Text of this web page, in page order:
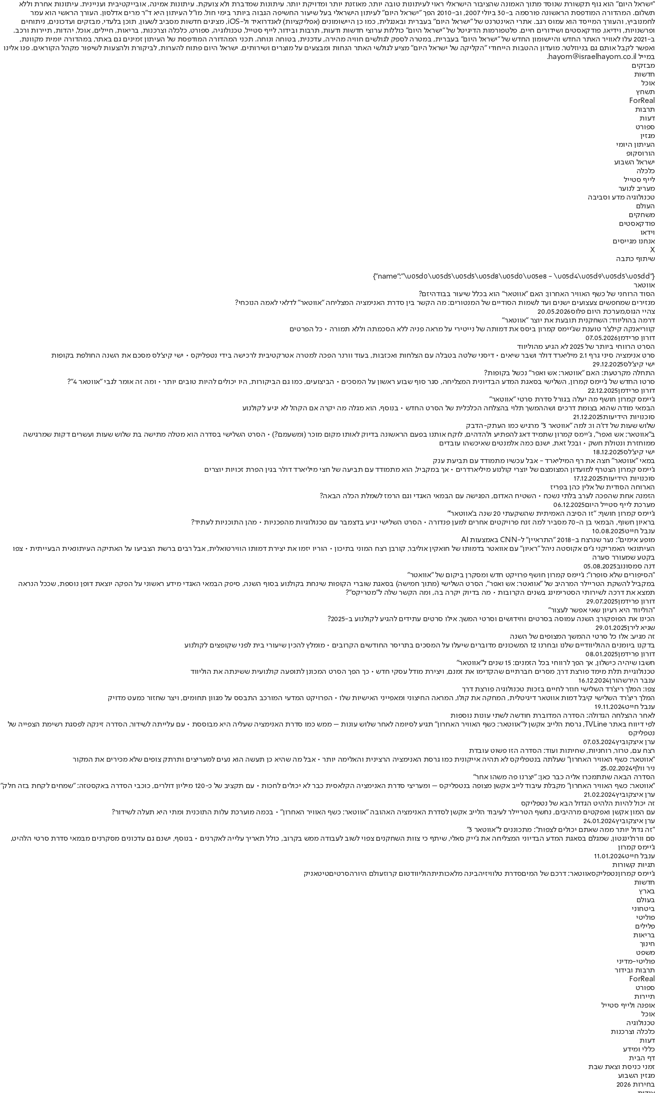
"ישראל היום" הוא גוף תקשורת שנוסד מתוך האמונה שהציבור הישראלי ראוי לעיתונות טובה יותר, מאוזנת יותר ומדויקת יותר. עיתונות שמדברת ולא צועקת. עיתונות אמינה, אובייקטיבית ועניינית. עיתונות אחרת וללא
תשלום. המהדורה המודפסת הראשונה פורסמה ב-30 ביולי 2007, וב-2010 הפך "ישראל היום" לעיתון הישראלי בעל שיעור החשיפה הגבוה ביותר בימי חול. מו"ל העיתון היא ד"ר מרים אדלסון. העורך הראשי הוא עמר
לחמנוביץ, והעורך המייסד הוא עמוס רגב. אתרי האינטרנט של "ישראל היום" בעברית ובאנגלית, כמו כן היישומונים (אפליקציות) לאנדרואיד ול-iOS, מציגים חדשות מסביב לשעון, תוכן בלעדי, מבזקים ועדכונים, ניתוחים
ופרשנויות, וידיאו, פודקאסטים ושידורים חיים. פלטפורמות הדיגיטל של "ישראל היום" כוללות ערוצי חדשות ודעות, תרבות ובידור, לייף סטייל, טכנולוגיה, ספורט, כלכלה וצרכנות, בריאות, חיילים, אוכל, יהדות, תיירות ורכב.
ב-2021 עלו לאוויר האתר החדש והיישומון החדש של "ישראל היום" בעברית, במטרה לספק לגולשים חוויה מהירה, עדכנית, בטוחה ונוחה. תכני המהדורה המודפסת של העיתון זמינים גם באתר, במהדורה יומית מקוונת,
ואפשר לקבל אותם גם בניוזלטר. מועדון ההטבות הייחודי "הקליקה של ישראל היום" מציע לגולשי האתר הנחות ומבצעים על מוצרים ושירותים. ישראל היום פתוח להערות, לביקורת ולהצעות לשיפור מקהל הקוראים. פנו אלינו
במייל hayom@israelhayom.co.il.
מבזקים
חדשות
אוכל
תשחץ
ForReal
תרבות
דעות
ספורט
מגזין
העיתון היומי
הורוסקופ
ישראל השבוע
כלכלה
לייף סטייל
מעריב לנוער
טכנולוגיה מדע וסביבה
העולם
משחקים
פודקאסטים
וידאו
אנחנו מגייסים
X
שיתוף כתבה
{"name":"\u05d0\u05d5\u05d5\u05d8\u05d0\u05e8 - \u05d4\u05d9\u05d5\u05dd"}
אווטאר
הסוד הרוחני של כשף האוויר האחרון: האם "אווטאר" הוא בכלל שיעור בבודהיזם?
מנזירים שמחפשים צעצועים ישנים ועד לשמות הסודיים של המנטורים: מה הקשר בין סדרת האנימציה המצליחה "אווטאר" לדלאי לאמה הנוכחי?
צהיי הגוס,מערכת היום פלוס20.05.2026
דרמה בהוליווד: השחקנית תובעת את יוצר "אווטאר"
קווריאנקה קילצ'ר טוענת שג'יימס קמרון ביסס את דמותה של נייטירי על מראה פניה ללא הסכמתה וללא תמורה • כל הפרטים
דורון פרידמן07.05.2026
הסרט הרווחי ביותר של 2025 לא הגיע מהוליווד
סרט אנימציה סיני גרף 2.1 מיליארד דולר ושבר שיאים • דיסני שלטה בטבלה עם הצלחות ואכזבות, בעוד וורנר הפכה למטרה אטרקטיבית לרכישה בידי נטפליקס • ישי קיצ'לס מסכם את השנה החולפת בקופות
ישי קיצ'לס29.12.2025
התחלה מקרטעת: האם "אווטאר: אש ואפר" נכשל בקופות?
סרטו החדש של ג'יימס קמרון, השלישי בסאגת המדע הבדיונית המצליחה, סגר סוף שבוע ראשון על המסכים • הביצועים, כמו גם הביקורות, היו יכולים להיות טובים יותר • ומה זה אומר לגבי "אווטאר 4"?
דורון פרידמן22.12.2025
ג'יימס קמרון חושף מה יעלה בגורל סדרת סרטי "אווטאר"
הבמאי מודה שהוא בצומת דרכים ושההמשך תלוי בהצלחה הכלכלית של הסרט החדש • בנוסף, הוא מגלה מה יקרה אם הקהל לא יגיע לקולנוע
סוכנויות הידיעות21.12.2025
שלוש שעות של דז'ה וו: למה "אווטאר 3" מרגיש כמו העתק-הדבק
ב"אווטאר: אש ואפר", ג'יימס קמרון שתמיד דאג להפתיע ולהדהים, לוקח אותנו בפעם הראשונה בדיוק לאותו מקום מוכר (ומשעמם?) • הסרט השלישי בסדרה הוא מטלה מתישה בת שלוש שעות ועשרים דקות שמרגישה
ממוחזרת ונטולת חשק • ובכל זאת, ישנם כמה אלמנטים שאיכשהו עובדים
ישי קיצ'לס18.12.2025
במאי "אווטאר" חצה את רף המיליארד - אבל עכשיו מתמודד עם תביעת ענק
ג'יימס קמרון הצטרף למועדון המצומצם של יוצרי קולנוע מיליארדרים • אך במקביל, הוא מתמודד עם תביעה של חצי מיליארד דולר בגין הפרת זכויות יוצרים
סוכנויות הידיעות17.12.2025
הארוחה הסודית של אלין כהן בפריז
הזמנה אחת שהפכה לערב בלתי נשכח • השטיח האדום, הפגישה עם הבמאי האגדי וגם הרמז לשמלת הכלה הבאה?
מערכת לייף סטייל היום06.12.2025
ג'יימס קמרון חושף: "זו הסיבה האמיתית שהשקעתי 20 שנה ב'אווטאר'"
בראיון חשוף, הבמאי בן ה-70 מסביר למה זנח פרויקטים אחרים למען פנדורה • הסרט השלישי יגיע בדצמבר עם טכנולוגיות מהפכניות • מהן התוכניות לעתיד?
ענבל חייט10.08.2025
מופע אימים": נער שנרצח ב-2018 "התראיין" ל-CNN באמצעות AI
העיתונאי האמריקני ג'ים אקוסטה ניהל "ראיון" עם אוואטר בדמותו של חואקין אוליבר, קורבן רצח המוני בתיכון • הוריו יזמו את יצירת דמותו הווירטואלית, אבל רבים ברשת הצביעו על האתיקה העיתונאית הבעייתית • צפו
בקטע שמעורר סערה
דנה סמסונוב05.08.2025
"הסיפורים שלא סופרו": ג'יימס קמרון חושף פרויקט חדש ומסקרן ביקום של "אוואטר"
במקביל להשקת הטריילר המרהיב של "אוואטר: אש ואפר", הסרט השלישי (מתוך חמישה) בסאגת שוברי הקופות שינחת בקולנוע בסוף השנה, סיפק הבמאי האגדי מידע ראשוני על הפקה יוצאת דופן נוספת, שככל הנראה
תמצא את דרכה לשירותי הסטרימינג בשנים הקרובות • מה בדיוק יקרה בה, ומה הקשר שלה ל"מטריקס"?
דורון פרידמן29.07.2025
"הוליווד היא רעיון שאי אפשר לעצור"
הכינו את הפופקורן: השנה עמוסה בסרטים וחידושים וסרטי המשך. אילו סרטים עתידים להגיע לקולנוע ב-2025?
שגיא לירן29.01.2025
זה מגיע: אלו כל סרטי ההמשך המצופים של השנה
בדקנו ביומנים ההוליוודיים שלנו ובחרנו 12 המשכונים מדוברים שיעלו על המסכים בתריסר החודשים הקרובים • מומלץ להכין שיעורי בית לפני שקופצים לקולנוע
דורון פרידמן08.01.2025
חשבו שיהיה כישלון, אך הפך לרווחי בכל הזמנים: 15 שנים ל"אווטאר"
טכנולוגיית תלת מימד פורצת דרך, מסרים חברתיים שהקדימו את זמנם, ויצירת מודל עסקי חדש • כך הפך הסרט המכונן לתופעה קולנועית ששינתה את הוליווד
ענבר הירשהורן16.12.2024
צפו: המלך ריצ'רד השלישי חוזר לחיים בזכות טכנולוגיה פורצת דרך
המלך ריצ'רד השלישי קיבל דמות אווטאר דיגיטלית, המחקה את קולו, המראה החיצוני ומאפייני האישיות שלו • הפרויקט המדעי המורכב התבסס על מגוון תחומים, ויצר שחזור כמעט מדויק
ענבל חייט19.11.2024
לאחר ההצלחה הגדולה: הסדרה המדוברת חודשה לשתי עונות נוספות
לפי דיווח באתר TVLine, גרסת הלייב אקשן ל"אווטאר: כשף האוויר האחרון" תגיע לסיומה לאחר שלוש עונות – ממש כמו סדרת האנימציה שעליה היא מבוססת • עם עלייתה לשידור, הסדרה זינקה לפסגת רשימת הצפייה של
נטפליקס
ערן איצקוביץ07.03.2024
רצח עם, טרור, רוחניות, שחיתות ועוד: הסדרה הזו פשוט עובדת
"אווטאר: כשף האוויר האחרון" שעלתה בנטפליקס לא תהיה אייקונית כמו גרסת האנימציה הרצינית והאלימה יותר • אבל מה שהיא כן תעשה הוא נעים למעריצים ותרתק צופים שלא מכירים את המקור
ניר וולף25.02.2024
הסדרה הבאה שתתמכרו אליה כבר כאן: "יצרנו פה משהו אחר"
"אווטאר: כשף האוויר האחרון" מקבלת עיבוד לייב אקשן מצופה בנטפליקס – ומעריצי סדרת האנימציה הקלאסית כבר לא יכולים לחכות • עם תקציב של כ-120 מיליון דולרים, כוכבי הסדרה באקסטזה: "שמחים לקחת בזה חלק"
ערן איצקוביץ21.02.2024
זה יכול להיות הלהיט הגדול הבא של נטפליקס
עם המון אקשן ואפקטים מרהיבים, נחשף הטריילר לעיבוד הלייב אקשן לסדרת האנימציה האהובה "אווטאר: כשף האוויר האחרון" • בכמה מוערכת עלות התוכנית ומתי היא תעלה לשידור?
ערן איצקוביץ24.01.2024
"זה גדול יותר ממה שאתם יכולים לצפות": מתכוננים ל"אווטאר 3"
סם וורת'ינגטון, שמגלם בסאגת המדע הבדיוני המצליחה את ג'ייק סאלי, שיתף כי צוות השחקנים צפוי לשוב לעבודה ממש בקרוב, כולל תאריך עלייה לאקרנים • בנוסף, ישנם גם עדכונים מסקרנים מבמאי סדרת סרטי הלהיט,
ג'יימס קמרון
ענבל חייט11.01.2024
תגיות קשורות
ג'יימס קמרוןנטפליקסאווטאר: דרכם של המיםסדרת טלוויזיהבינה מלאכותיתהוליוודטום קרוזעולם היורהסרטיםטיטאניק
חדשות
בארץ
בעולם
ביטחוני
פוליטי
פלילים
בריאות
חינוך
משפט
פוליטי-מדיני
תרבות ובידור
ForReal
ספורט
תיירות
אופנה ולייף סטייל
אוכל
טכנולוגיה
כלכלה וצרכנות
דעות
כללי ומידע
דף הבית
זמני כניסת וצאת שבת
מגזין השבוע
בחירות 2026